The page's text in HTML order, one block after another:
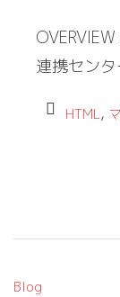
連携セン
HTML,
Blog